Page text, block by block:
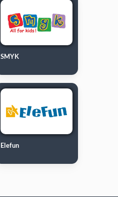
SMYK
Elefun